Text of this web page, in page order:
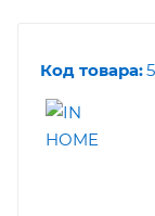
Код товара: